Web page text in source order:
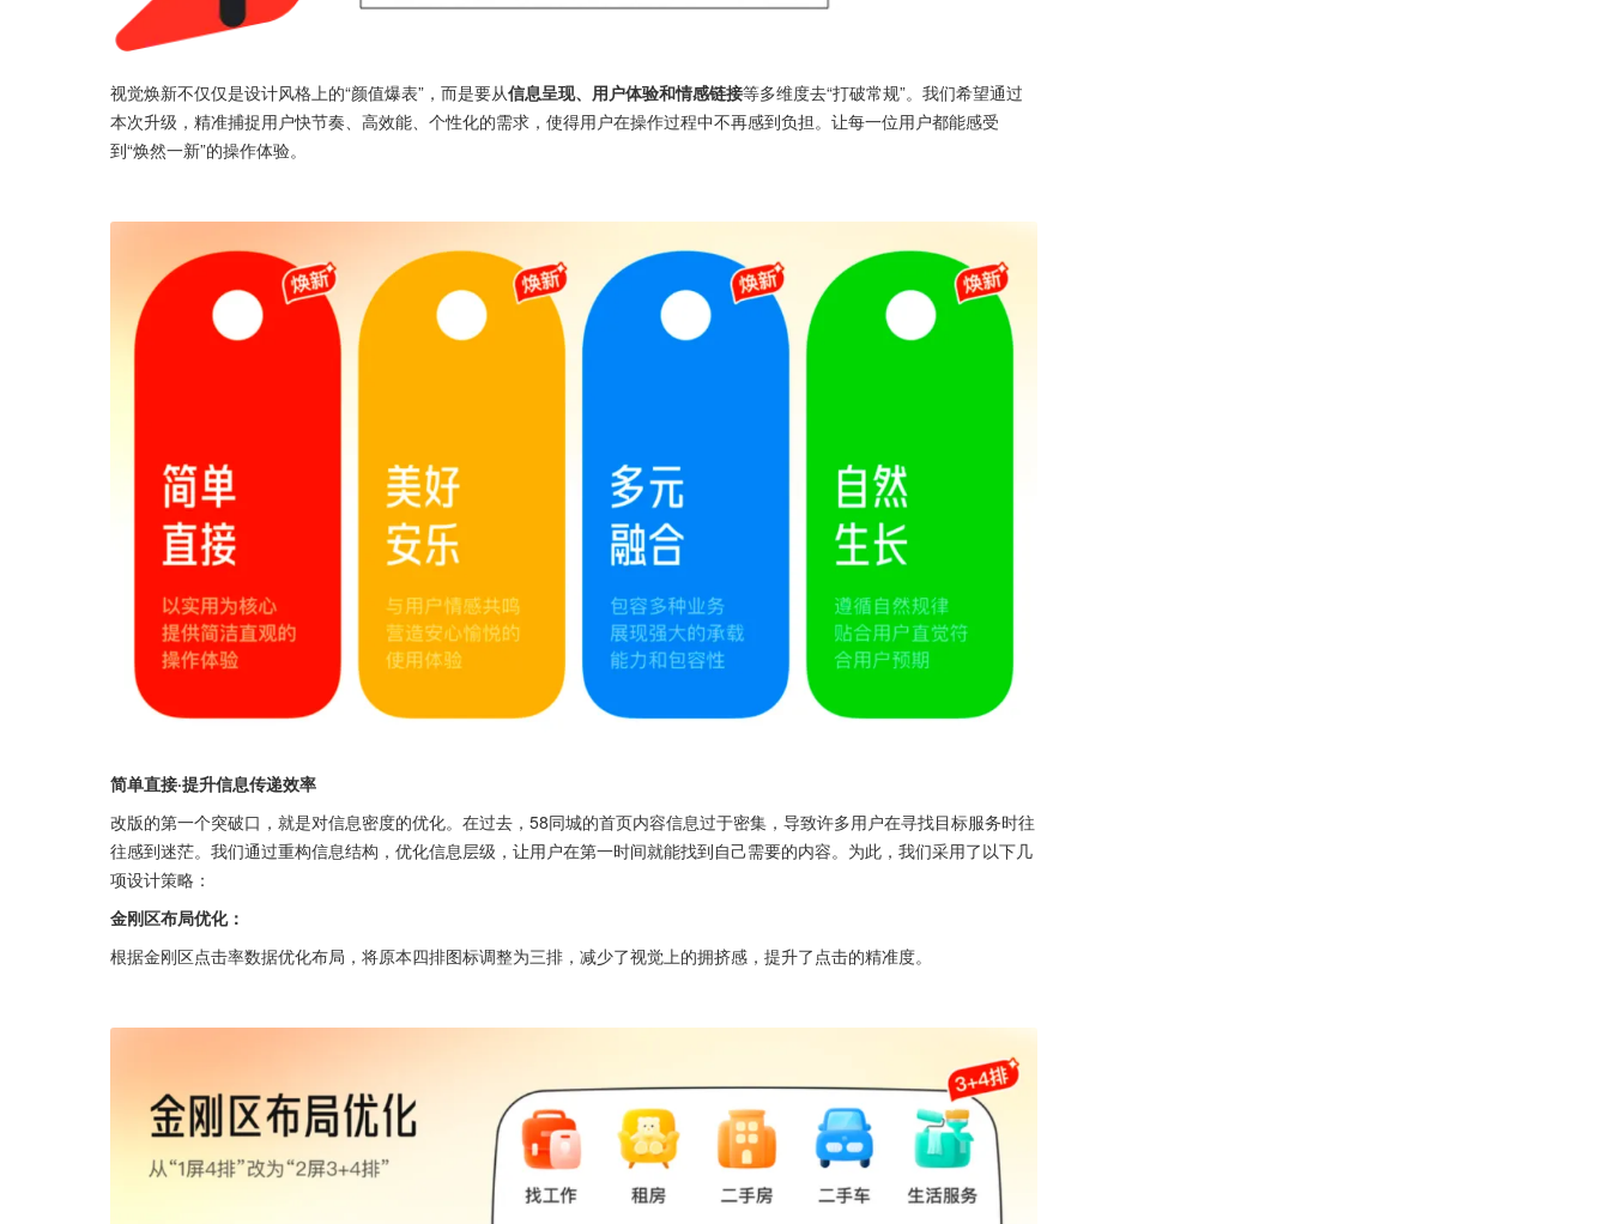
视觉焕新不仅仅是设计风格上的“颜值爆表”，而是要从信息呈现、用户体验和情感链接等多维度去“打破常规”。我们希望通过
本次升级，精准捕捉用户快节奏、高效能、个性化的需求，使得用户在操作过程中不再感到负担。让每一位用户都能感受
到“焕然一新”的操作体验。
简单直接·提升信息传递效率
改版的第一个突破口，就是对信息密度的优化。在过去，58同城的首页内容信息过于密集，导致许多用户在寻找目标服务时往
往感到迷茫。我们通过重构信息结构，优化信息层级，让用户在第一时间就能找到自己需要的内容。为此，我们采用了以下几
项设计策略：
金刚区布局优化：
根据金刚区点击率数据优化布局，将原本四排图标调整为三排，减少了视觉上的拥挤感，提升了点击的精准度。